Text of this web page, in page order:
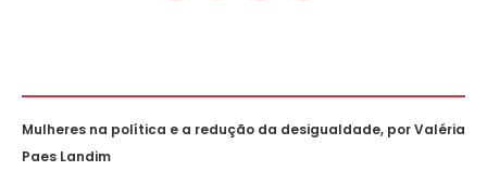
Mulheres na política e a redução da desigualdade, por Valéria
Paes Landim